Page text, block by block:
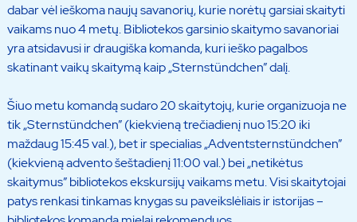
dabar vėl ieškoma naujų savanorių, kurie norėtų garsiai skaityti
vaikams nuo 4 metų. Bibliotekos garsinio skaitymo savanoriai
yra atsidavusi ir draugiška komanda, kuri ieško pagalbos
skatinant vaikų skaitymą kaip „Sternstündchen” dalį.
Šiuo metu komandą sudaro 20 skaitytojų, kurie organizuoja ne
tik „Sternstündchen” (kiekvieną trečiadienį nuo 15:20 iki
maždaug 15:45 val.), bet ir specialias „Adventsternstündchen”
(kiekvieną advento šeštadienį 11:00 val.) bei „netikėtus
skaitymus” bibliotekos ekskursijų vaikams metu. Visi skaitytojai
patys renkasi tinkamas knygas su paveikslėliais ir istorijas –